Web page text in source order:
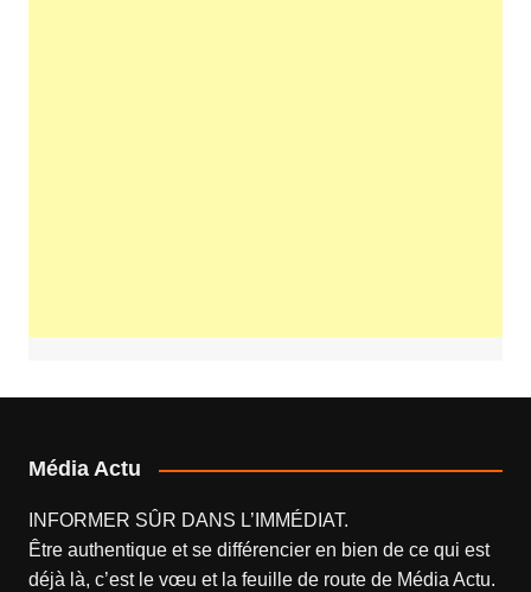
Média Actu
INFORMER SÛR DANS L’IMMÉDIAT.
Être authentique et se différencier en bien de ce qui est
déjà là, c’est le vœu et la feuille de route de Média Actu.